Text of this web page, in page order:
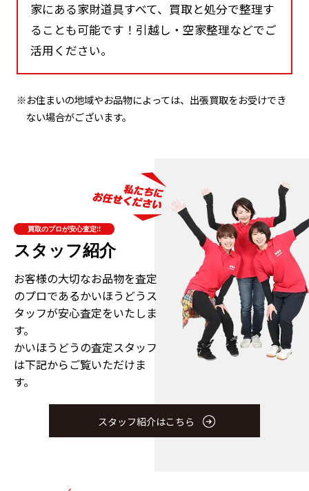
家にある家財道具すべて、買取と処分で整理す
ることも可能です！引越し・空家整理などでご
活用ください。
※お住まいの地域やお品物によっては、出張買取をお受けでき
ない場合がございます。
買取のプロが安心査定!!
スタッフ紹介
お客様の大切なお品物を査定
のプロであるかいほうどうス
タッフが安心査定をいたしま
す。
かいほうどうの査定スタッフ
は下記からご覧いただけま
す。
スタッフ紹介はこちら